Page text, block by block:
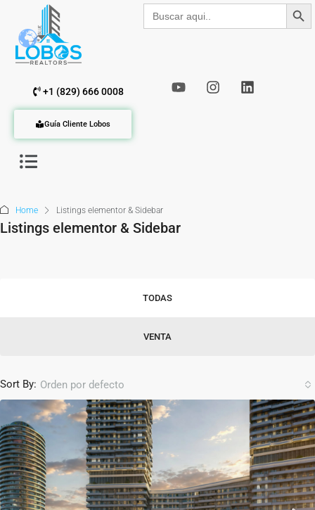
Buscar: Botón de
+1 (829) 666 0008
Guía Cliente Lobos
Home Listings elementor & Sidebar
Listings elementor & Sidebar
TODAS
VENTA
Sort By: Orden por defecto